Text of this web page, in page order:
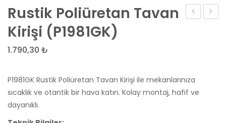
Rustik Poliüretan Tavan
Kirişi (P1981GK)
1.790,30 ₺
P1981GK Rustik Poliüretan Tavan Kirişi ile mekanlarınıza
sıcaklık ve otantik bir hava katın. Kolay montaj, hafif ve
dayanıklı.